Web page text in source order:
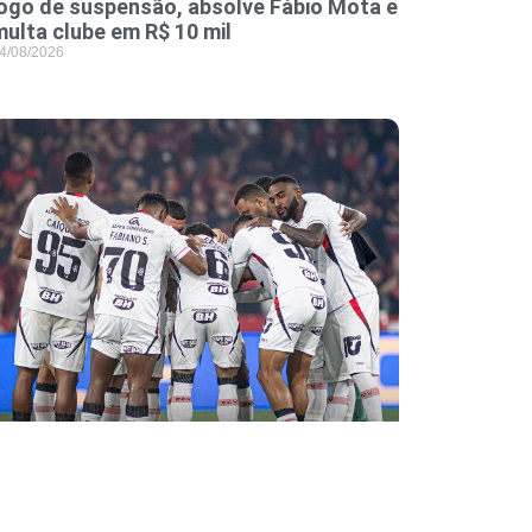
de suspensão, absolve Fábio Mota e
clube em R$ 10 mil
08/2026